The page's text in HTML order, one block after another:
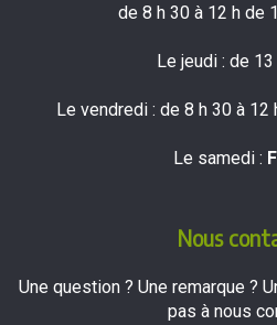
de 8 h 30 à 12 h de
Le jeudi : de
Le vendredi : de 8 h 30 à 12
Le samedi :
Nous
Une question ? Une remarque ?
pas à nous